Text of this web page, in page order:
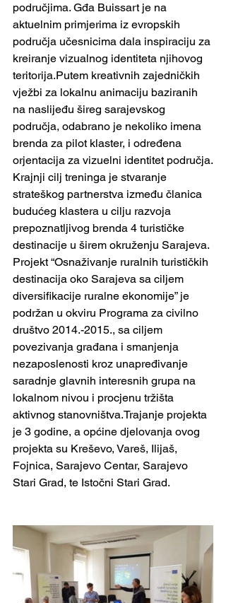
područjima. Gđa Buissart je na
aktuelnim primjerima iz evropskih
područja učesnicima dala inspiraciju za
kreiranje vizualnog identiteta njihovog
teritorija.Putem kreativnih zajedničkih
vježbi za lokalnu animaciju baziranih
na naslijeđu šireg sarajevskog
područja, odabrano je nekoliko imena
brenda za pilot klaster, i određena
orjentacija za vizuelni identitet područja.
Krajnji cilj treninga je stvaranje
strateškog partnerstva između članica
budućeg klastera u cilju razvoja
prepoznatljivog brenda 4 turističke
destinacije u širem okruženju Sarajeva.
Projekt “Osnaživanje ruralnih turističkih
destinacija oko Sarajeva sa ciljem
diversifikacije ruralne ekonomije” je
podržan u okviru Programa za civilno
društvo 2014.-2015., sa ciljem
povezivanja građana i smanjenja
nezaposlenosti kroz unapređivanje
saradnje glavnih interesnih grupa na
lokalnom nivou i procjenu tržišta
aktivnog stanovništva.Trajanje projekta
je 3 godine, a općine djelovanja ovog
projekta su Kreševo, Vareš, Ilijaš,
Fojnica, Sarajevo Centar, Sarajevo
Stari Grad, te Istočni Stari Grad.